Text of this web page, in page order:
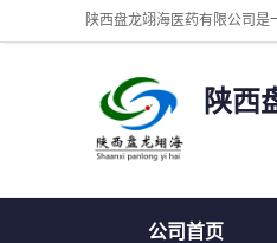
陕西
公司首页